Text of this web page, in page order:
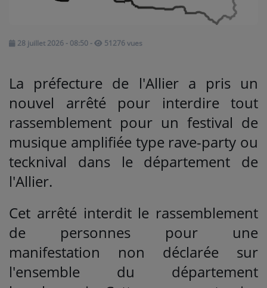
Médias
PODCASTS
Titres diffusés
28 juillet 2026 - 08:50 - 51276 vues
La préfecture de l'Allier a pris un
nouvel arrêté pour interdire tout
rassemblement pour un festival de
musique amplifiée type rave-party ou
tecknival dans le département de
l'Allier.
Cet arrêté interdit le rassemblement
de personnes pour une
manifestation non déclarée sur
l'ensemble du département